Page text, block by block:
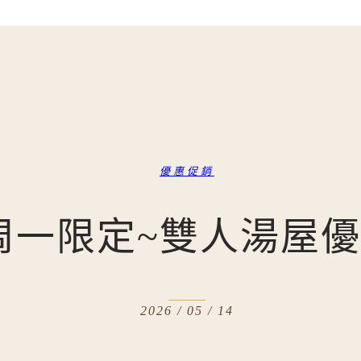
優惠促銷
一限定~雙人湯屋
2026 / 05 / 14